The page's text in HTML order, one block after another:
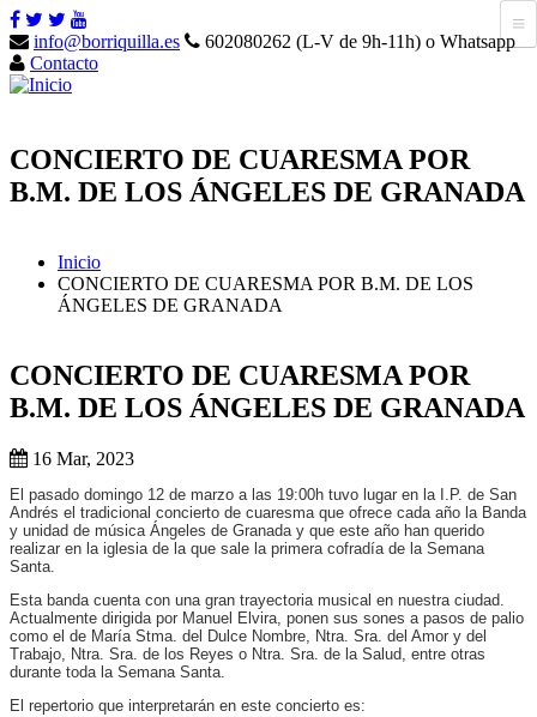
info@borriquilla.es
602080262 (L-V de 9h-11h) o Whatsapp
Contacto
CONCIERTO DE CUARESMA POR
B.M. DE LOS ÁNGELES DE GRANADA
Inicio
CONCIERTO DE CUARESMA POR B.M. DE LOS
ÁNGELES DE GRANADA
CONCIERTO DE CUARESMA POR
B.M. DE LOS ÁNGELES DE GRANADA
16 Mar, 2023
El pasado domingo 12 de marzo a las 19:00h tuvo lugar en la I.P. de San
Andrés el tradicional concierto de cuaresma que ofrece cada año la Banda
y unidad de música Ángeles de Granada y que este año han querido
realizar en la iglesia de la que sale la primera cofradía de la Semana
Santa.
Esta banda cuenta con una gran trayectoria musical en nuestra ciudad.
Actualmente dirigida por Manuel Elvira, ponen sus sones a pasos de palio
como el de María Stma. del Dulce Nombre, Ntra. Sra. del Amor y del
Trabajo, Ntra. Sra. de los Reyes o Ntra. Sra. de la Salud, entre otras
durante toda la Semana Santa.
El repertorio que interpretarán en este concierto es: